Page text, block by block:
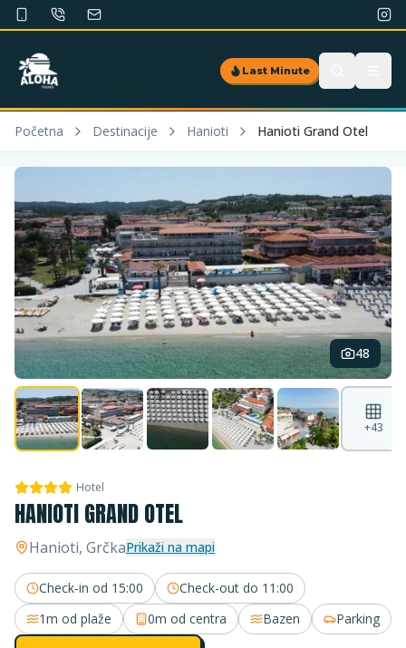
Last Minute
Početna Destinacije Hanioti Hanioti Grand Otel
48
+43
Hotel
HANIOTI GRAND OTEL
Hanioti, GrčkaPrikaži na mapi
Check-in od 15:00 Check-out do 11:00
1m od plaže 0m od centra Bazen Parking